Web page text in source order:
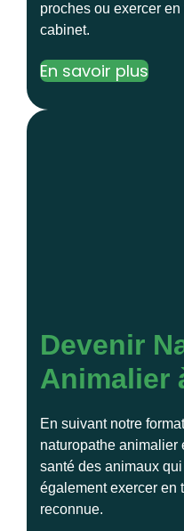
proches ou exercer
cabinet.
En savoir plus
Devenir
Animalier
En suivant notre
naturopathe animalier
santé des animaux
également exercer en
reconnue.